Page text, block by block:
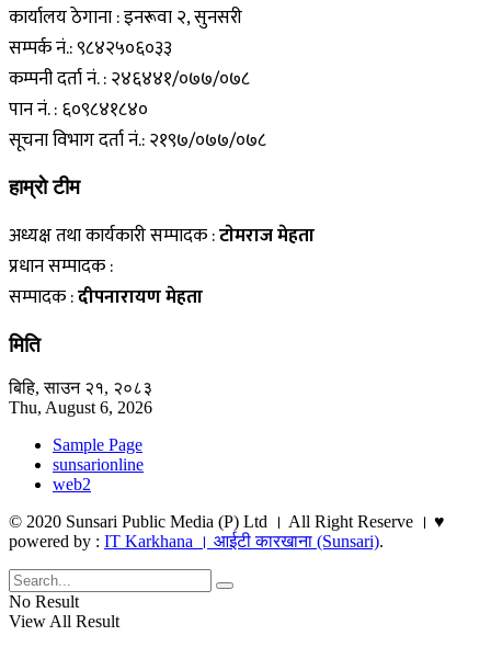
कार्यालय ठेगाना : इनरूवा २, सुनसरी
सम्पर्क नं.: ९८४२५०६०३३
कम्पनी दर्ता नं. : २४६४४१/०७७/०७८
पान नं. : ६०९८४१८४०
सूचना विभाग दर्ता नं.: २१९७/०७७/०७८
हाम्राे टीम
अध्यक्ष तथा कार्यकारी सम्पादक :टाेमराज मेहता
प्रधान सम्पादक :
सम्पादक :दीपनारायण मेहता
मिति
बिहि, साउन २१, २०८३
Thu, August 6, 2026
Sample Page
sunsarionline
web2
© 2020 Sunsari Public Media (P) Ltd । All Right Reserve । ♥
powered by : IT Karkhana । आईटी कारखाना (Sunsari).
No Result
View All Result